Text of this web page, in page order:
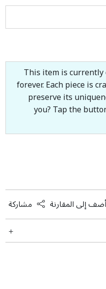
This item is
forever. Each piece is
preserve its
you? Tap the
أضف إلى المقارنة
مشاركة